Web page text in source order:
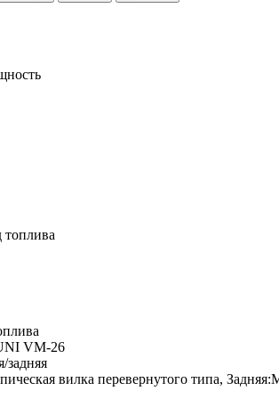
топлива
VM-26
задняя
вилка перевернутого типа,